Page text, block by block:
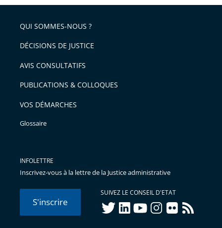
QUI SOMMES-NOUS ?
DÉCISIONS DE JUSTICE
AVIS CONSULTATIFS
PUBLICATIONS & COLLOQUES
VOS DÉMARCHES
Glossaire
INFOLETTRE
Inscrivez-vous à la lettre de la Justice administrative
S'inscrire
SUIVEZ LE CONSEIL D'ETAT
twitterlinkedInyoutubeinstagram
flickr rss